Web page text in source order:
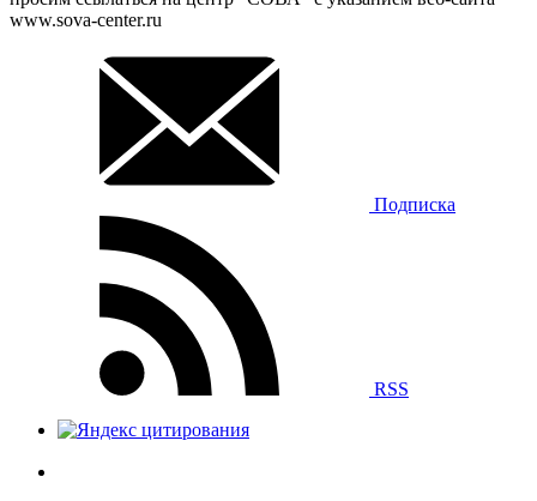
www.sova-center.ru
Подписка
RSS